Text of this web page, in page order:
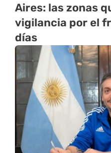
Aires: las zonas
vigilancia por el
días